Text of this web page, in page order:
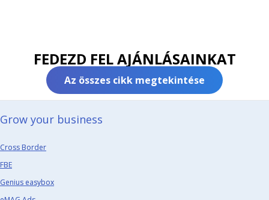
FEDEZD FEL AJÁNLÁSAINKAT
Az összes cikk megtekintése
Grow your business​
Cross Border
FBE
Genius easybox